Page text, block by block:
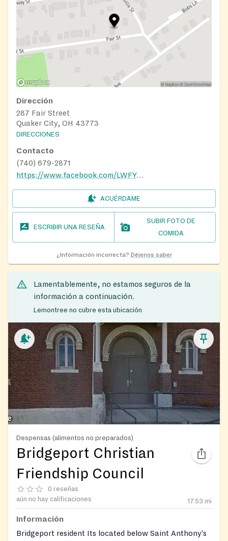
Dirección
287 Fair Street
Quaker City, OH 43773
DIRECCIONES
Contacto
(740) 679-2871
https://www.facebook.com/LWFYouth7/
ACUÉRDAME
ESCRIBIR UNA RESEÑA
SUBIR FOTO DE
COMIDA
¿Información incorrecta? Déjenos saber
Lamentablemente, no estamos seguros de la
información a continuación.
Lemontree no cubre esta ubicación
Despensas (alimentos no preparados)
Bridgeport Christian
Friendship Council
0 reseñas
aún no hay calificaciones
17.53 mi
Información
Bridgeport resident Its located below Saint Anthony's